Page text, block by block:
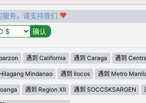
务，请支持我们
遇到 California 遇到 Caraga 遇到
Mindanao 遇到 Ilocos 遇到 Metro
遇到 Region XII 遇到 SOCCSKSARGEN